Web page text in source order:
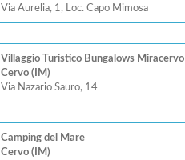
Via Aurelia, 1, Loc. Capo Mimosa
Villaggio Turistico Bungalows Miracervo
Cervo (IM)
Via Nazario Sauro, 14
Camping del Mare
Cervo (IM)